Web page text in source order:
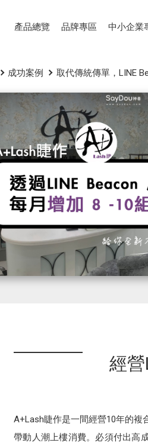
產品總覽 品牌專區 中小企業
成功案例 取代傳統傳單，LINE
經
A+Lash睫作是一間經營10年的複
帶動人潮上樓消費。必須付出高